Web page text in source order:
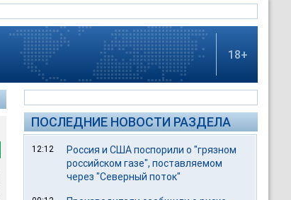
18+
ПОСЛЕДНИЕ НОВОСТИ РАЗДЕЛА
12:12
Россия и США поспорили о "грязном
российском газе", поставляемом
через "Северный поток"